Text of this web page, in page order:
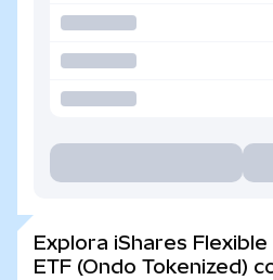
Explora iShares
ETF (Ondo Tokenized)